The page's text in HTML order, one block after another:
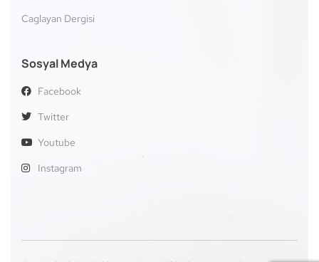
Caglayan Dergisi
Sosyal Medya
Facebook
Twitter
Youtube
Instagram